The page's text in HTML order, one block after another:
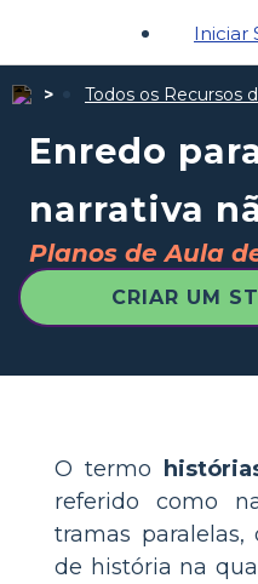
Iniciar
Todos os Recursos
Enredo
narrativa
Planos de Aula
CRIAR UM
O termo
referido como
tramas
de história na